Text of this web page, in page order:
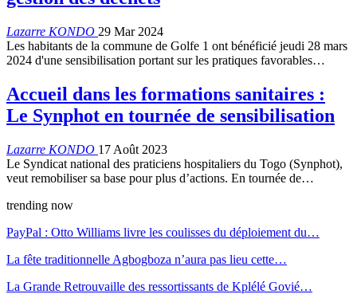
Lazarre KONDO 29 Mar 2024
Les habitants de la commune de Golfe 1 ont bénéficié jeudi 28 mars
2024 d'une sensibilisation portant sur les pratiques favorables…
Accueil dans les formations sanitaires :
Le Synphot en tournée de sensibilisation
Lazarre KONDO 17 Août 2023
Le Syndicat national des praticiens hospitaliers du Togo (Synphot),
veut remobiliser sa base pour plus d’actions. En tournée de…
trending now
PayPal : Otto Williams livre les coulisses du déploiement du…
La fête traditionnelle Agbogboza n’aura pas lieu cette…
La Grande Retrouvaille des ressortissants de Kplélé Govié…